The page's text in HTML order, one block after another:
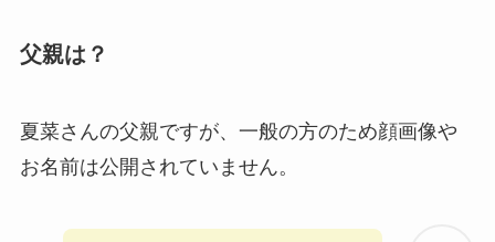
父親は？
夏菜さんの父親ですが、一般の方のため顔画像や
お名前は公開されていません。